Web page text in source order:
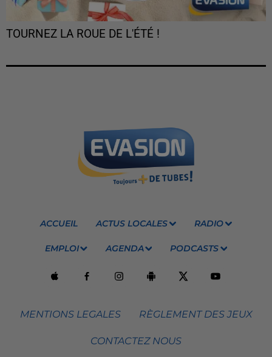
TOURNEZ LA ROUE DE L'ÉTÉ !
ACCUEIL ACTUS LOCALES RADIO
EMPLOI AGENDA PODCASTS
MENTIONS LEGALES RÈGLEMENT DES JEUX
CONTACTEZ NOUS